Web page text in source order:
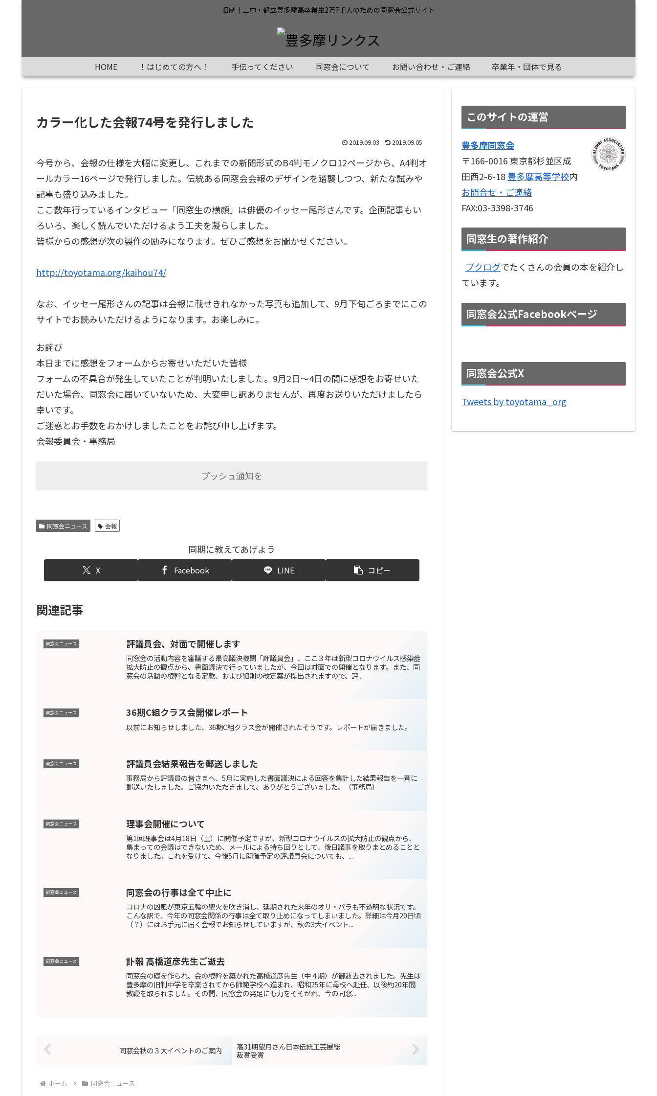
旧制十三中・都立豊多摩高卒業生2万7千人のための同窓会公式サイト
HOME ！はじめての方へ！ 手伝ってください 同窓会について お問い合わせ・ご連絡 卒業年・団体で見る
カラー化した会報74号を発行しました
2019.09.03 2019.09.05
今号から、会報の仕様を大幅に変更し、これまでの新聞形式のB4判モノクロ12ページから、A4判オ
ールカラー16ページで発行しました。伝統ある同窓会会報のデザインを踏襲しつつ、新たな試みや
記事も盛り込みました。
ここ数年行っているインタビュー「同窓生の横顔」は俳優のイッセー尾形さんです。企画記事もい
ろいろ、楽しく読んでいただけるよう工夫を凝らしました。
皆様からの感想が次の製作の励みになります。ぜひご感想をお聞かせください。
http://toyotama.org/kaihou74/
なお、イッセー尾形さんの記事は会報に載せきれなかった写真も追加して、9月下旬ごろまでにこの
サイトでお読みいただけるようになります。お楽しみに。
お詫び
本日までに感想をフォームからお寄せいただいた皆様
フォームの不具合が発生していたことが判明いたしました。9月2日～4日の間に感想をお寄せいた
だいた場合、同窓会に届いていないため、大変申し訳ありませんが、再度お送りいただけましたら
幸いです。
ご迷惑とお手数をおかけしましたことをお詫び申し上げます。
会報委員会・事務局
プッシュ通知を
同窓会ニュース 会報
同期に教えてあげよう
X Facebook LINE コピー
関連記事
同窓会ニュース 評議員会、対面で開催します
同窓会の活動内容を審議する最高議決機関「評議員会」、ここ３年は新型コロナウイルス感染症
拡大防止の観点から、書面議決で行っていましたが、今回は対面での開催となります。また、同
窓会の活動の根幹となる定款、および細則の改定案が提出されますので、評...
同窓会ニュース 36期C組クラス会開催レポート
以前にお知らせしました、36期C組クラス会が開催されたそうです。レポートが届きました。
同窓会ニュース 評議員会結果報告を郵送しました
事務局から評議員の皆さまへ、5月に実施した書面議決による回答を集計した結果報告を一斉に
郵送いたしました。ご協力いただきまして、ありがとうございました。（事務局）
同窓会ニュース 理事会開催について
第1回理事会は4月18日（土）に開催予定ですが、新型コロナウイルスの拡大防止の観点から、
集まっての会議はできないため、メールによる持ち回りとして、後日議事を取りまとめることと
なりました。これを受けて、今後5月に開催予定の評議員会についても、...
同窓会ニュース 同窓会の行事は全て中止に
コロナの凶風が東京五輪の聖火を吹き消し、延期された来年のオリ・パラも不透明な状況です。
こんな訳で、今年の同窓会関係の行事は全て取り止めになってしまいました。詳細は今月20日頃
（？）にはお手元に届く会報でお知らせしていますが、秋の3大イベント...
同窓会ニュース 訃報 高橋道彦先生ご逝去
同窓会の礎を作られ、会の根幹を築かれた高橋道彦先生（中４期）が御逝去されました。先生は
豊多摩の旧制中学を卒業されてから師範学校へ進まれ、昭和25年に母校へ赴任、以後約20年間
教鞭を取られました。その間、同窓会の発足にも力をそそがれ、今の同窓...
同窓会秋の３大イベントのご案内
高31期望月さん日本伝統工芸展総
裁賞受賞
ホーム 同窓会ニュース
このサイトの運営
豊多摩同窓会
〒166-0016 東京都杉並区成
田西2-6-18豊多摩高等学校内
お問合せ・ご連絡
FAX:03-3398-3746
同窓生の著作紹介
ブクログでたくさんの会員の本を紹介し
ています。
同窓会公式Facebookページ
同窓会公式X
Tweets by toyotama_org